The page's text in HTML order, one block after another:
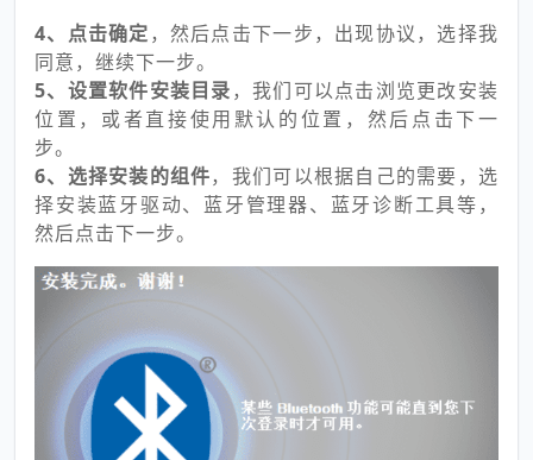
4、点击确定 ，然后点击下一步，出现协议，选择我
同意，继续下一步。
5、设置软件安装目录 ，我们可以点击浏览更改安装
位置，或者直接使用默认的位置，然后点击下一
步。
6、选择安装的组件，我们可以根据自己的需要，选
择安装蓝牙驱动、蓝牙管理器、蓝牙诊断工具等，
然后点击下一步。